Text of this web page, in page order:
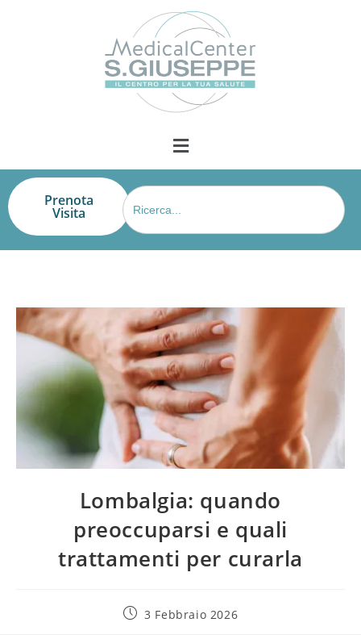
Prenota
Visita
Search
for:
Lombalgia: quando
preoccuparsi e quali
trattamenti per curarla
3 Febbraio 2026